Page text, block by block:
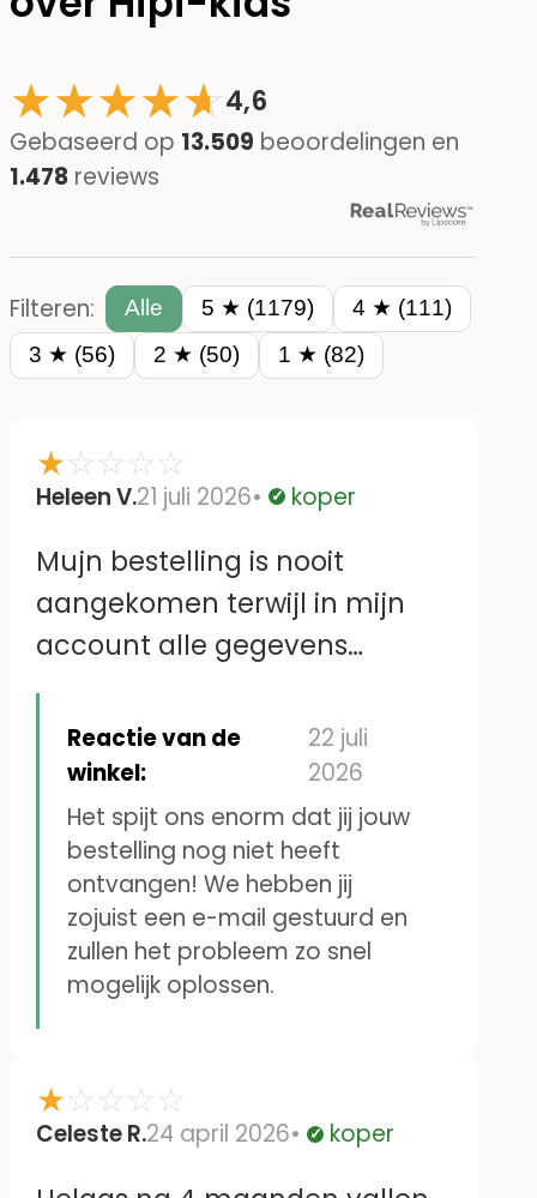
★★★★☆
★4,6
Gebaseerd op 13.509 beoordelingen en
1.478 reviews
Filteren: Alle 5 ★ (1179)
4 ★ (111)
3 ★ (56)
2 ★ (50) 1 ★ (82)
★☆☆☆☆
Heleen V.21 juli 2026 Geverifieerd
koper
Mujn bestelling is nooit
aangekomen terwijl in mijn
account alle gegevens
kloppen.Ik heb ook al eerder
naamstickers voor mijn vader
besteld. Vervolgens is er geen
contact met jullie te krijgen
omdat het mailadres niet
klopt.
Heleen Veldhuijs
Reactie van de
winkel:
22 juli
2026
Het spijt ons enorm dat jij jouw
bestelling nog niet heeft
ontvangen! We hebben jij
zojuist een e-mail gestuurd en
zullen het probleem zo snel
mogelijk oplossen.
★☆☆☆☆
Celeste R.24 april 2026 Geverifieerd
koper